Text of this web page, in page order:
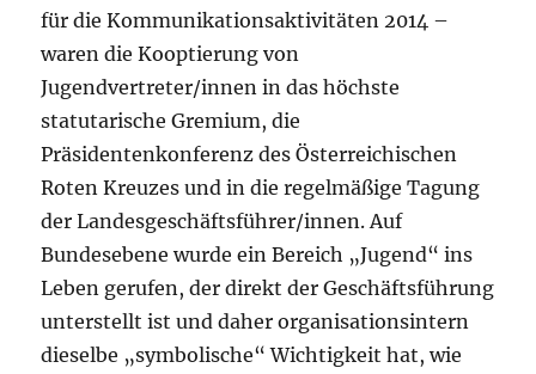
für die Kommunikationsaktivitäten 2014 –
waren die Kooptierung von
Jugendvertreter/innen in das höchste
statutarische Gremium, die
Präsidentenkonferenz des Österreichischen
Roten Kreuzes und in die regelmäßige Tagung
der Landesgeschäftsführer/innen. Auf
Bundesebene wurde ein Bereich „Jugend“ ins
Leben gerufen, der direkt der Geschäftsführung
unterstellt ist und daher organisationsintern
dieselbe „symbolische“ Wichtigkeit hat, wie